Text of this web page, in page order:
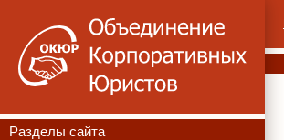
Разделы сайта